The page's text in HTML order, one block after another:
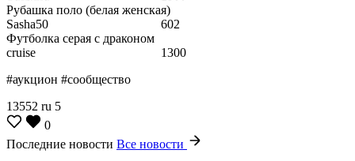
Рубашка поло (белая женская)
Sasha50
602
Футболка серая с драконом
cruise
1300
#аукцион #сообщество
13552 ru 5
0
Последние новости Все новости